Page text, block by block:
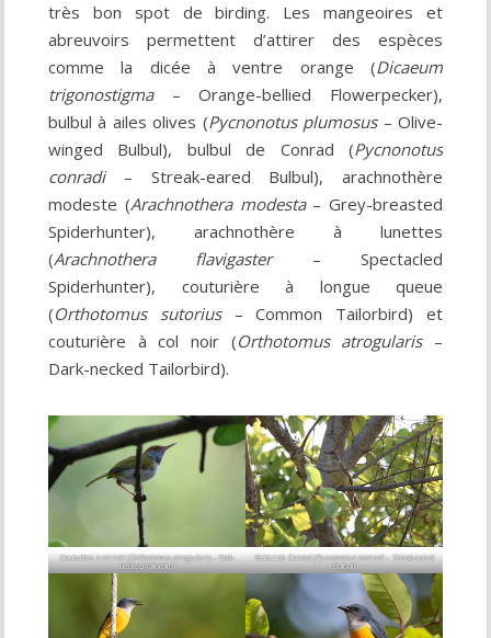
très bon spot de birding. Les mangeoires et
abreuvoirs permettent d’attirer des espèces
comme la dicée à ventre orange (Dicaeum
trigonostigma– Orange-bellied Flowerpecker),
bulbul à ailes olives (Pycnonotus plumosus– Olive-
winged Bulbul), bulbul de Conrad (Pycnonotus
conradi– Streak-eared Bulbul), arachnothère
modeste (Arachnothera modesta – Grey-breasted
Spiderhunter), arachnothère à lunettes
(Arachnothera flavigaster– Spectacled
Spiderhunter), couturière à longue queue
(Orthotomus sutorius– Common Tailorbird) et
couturière à col noir (Orthotomus atrogularis–
Dark-necked Tailorbird).
Couturière à col noir (Orthotomus atrogularis– Dark-
necked Tailorbird)
Bulbul de Conrad (Pycnonotus conradi– Streak-eared
Bulbul)